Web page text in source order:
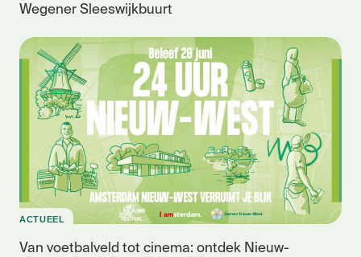
Wegener Sleeswijkbuurt
ACTUEEL
Van voetbalveld tot cinema: ontdek Nieuw-